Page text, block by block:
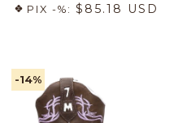
PIX -%: $85.18 USD
-14%